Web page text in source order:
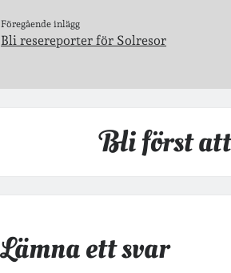
Föregående inlägg
Bli resereporter för Solresor
Bli först
Lämna ett svar